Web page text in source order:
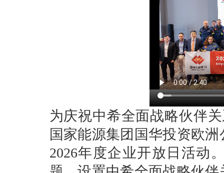
为庆祝中希全面战略伙伴
国家能源集团国华投资欧
2026年度企业开放日活动